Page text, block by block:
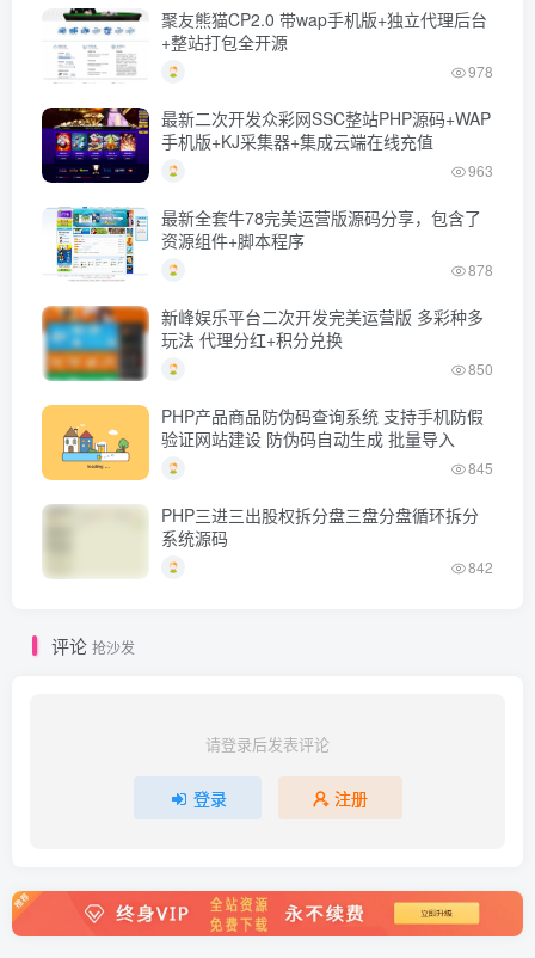
聚友熊猫CP2.0 带wap手机版+独立代理后台
+整站打包全开源
978
最新二次开发众彩网SSC整站PHP源码+WAP
手机版+KJ采集器+集成云端在线充值
963
最新全套牛78完美运营版源码分享，包含了
资源组件+脚本程序
878
新峰娱乐平台二次开发完美运营版 多彩种多
玩法 代理分红+积分兑换
850
PHP产品商品防伪码查询系统 支持手机防假
验证网站建设 防伪码自动生成 批量导入
845
PHP三进三出股权拆分盘三盘分盘循环拆分
系统源码
842
评论 抢沙发
请登录后发表评论
登录 注册